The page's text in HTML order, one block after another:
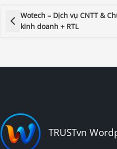
Wotech – Dịch vụ CNTT &
kinh doanh + RTL
TRUSTvn